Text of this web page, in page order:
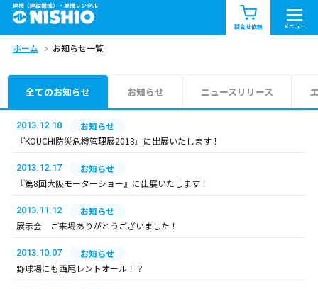
建機（建設機械）・重機レンタル
問合せ依頼 メニュー
商品一覧 お知らせ一覧
問合せ依頼リスト
エリア情報を見る
ホーム お知らせ一覧
全てのお知らせ お知らせ ニュースリリース
2013.12.18
お知らせ
『KOUCHI防災危機管理展2013』に出展いたします！
2013.12.17
お知らせ
『第8回大阪モーターショー』に出展いたします！
2013.11.12
お知らせ
展示会 ご来場ありがとうございました！
2013.10.07
お知らせ
野球場にも西尾レントオール！？